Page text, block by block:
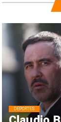
DEPORTES